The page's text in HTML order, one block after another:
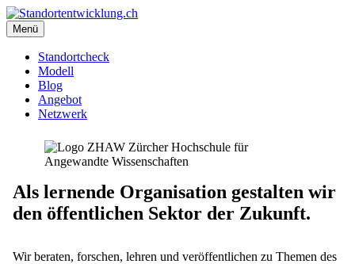
Zum
Inhalt
springen
Standortentwicklung.ch
Gemeinsam schaffen wir Lebensqualität
Menü
Standortcheck
Modell
Blog
Angebot
Netzwerk
Als lernende Organisation gestalten wir
den öffentlichen Sektor der Zukunft.
Wir beraten, forschen, lehren und veröffentlichen zu Themen des